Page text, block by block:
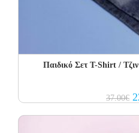
Παιδικό Σετ Τ-Shirt /
37.00€